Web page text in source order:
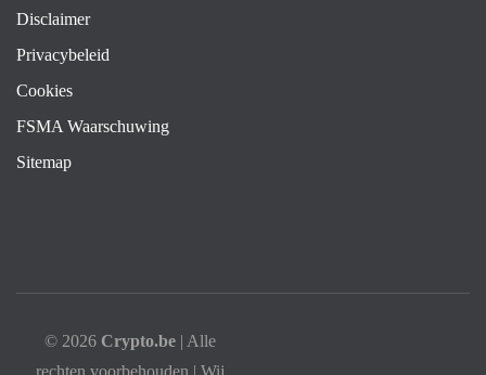
Disclaimer
Privacybeleid
Cookies
FSMA Waarschuwing
Sitemap
© 2026 Crypto.be| Alle